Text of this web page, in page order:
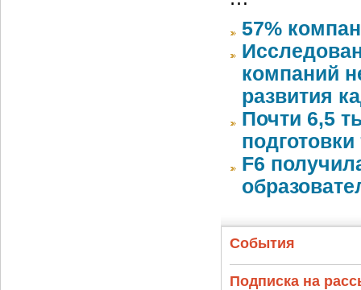
57%
компаний
развития
Почти 6,5
F6
События
Подписка на